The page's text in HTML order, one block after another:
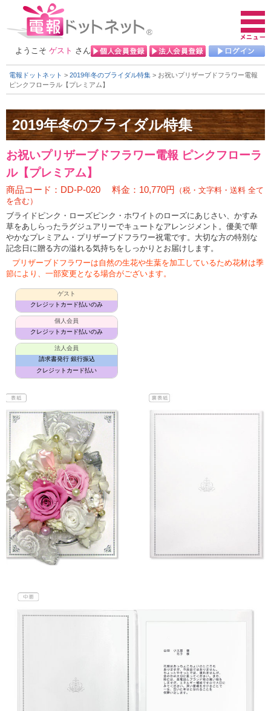
ようこそ ゲスト さん
電報ドットネット > 2019年冬のブライダル特集 > お祝いプリザーブドフラワー電報
ピンクフローラル【プレミアム】
お祝いプリザーブドフラワー電報 ピンクフローラ
ル【プレミアム】
商品コード：DD-P-020 料金：10,770円
（税・文字料・送料 全て
を含む）
ブライドピンク・ローズピンク・ホワイトのローズにあじさい、かすみ
草をあしらったラグジュアリーでキュートなアレンジメント。優美で華
やかなプレミアム・プリザーブドフラワー祝電です。大切な方の特別な
記念日に贈る方の溢れる気持ちをしっかりとお届けします。
プリザーブドフラワーは自然の生花や生葉を加工しているため花材は季
節により、一部変更となる場合がございます。
ゲスト
クレジットカード払いのみ
個人会員
クレジットカード払いのみ
法人会員
請求書発行 銀行振込
クレジットカード払い